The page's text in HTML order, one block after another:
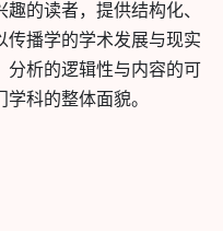
的读者，提供结构化、
传播学的学术发展与现实
分析的逻辑性与内容的可
科的整体面貌。